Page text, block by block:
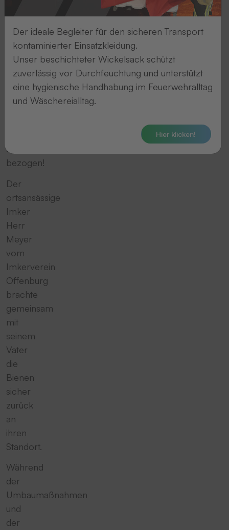
wieder
ihr
Zuhause
auf
dem
Gelände
2
bezogen!
Der
ortsansässige
Imker
Herr
Meyer
vom
Imkerverein
Offenburg
brachte
gemeinsam
mit
seinem
Vater
die
Bienen
sicher
zurück
an
ihren
Standort.
Während
der
Umbaumaßnahmen
und
der
Der ideale Begleiter für den sicheren Transport
kontaminierter Einsatzkleidung.
Unser beschichteter Wickelsack schützt
zuverlässig vor Durchfeuchtung und unterstützt
eine hygienische Handhabung im Feuerwehralltag
und Wäschereialltag.
Hier klicken!